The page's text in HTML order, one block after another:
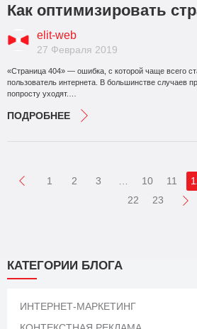
Как оптимизировать
elit-web
27 Февраля 2019
«Страница 404» — ошибка, с которой чаще всего
пользователь интернета. В большинстве случаев
попросту уходят.…
ПОДРОБНЕЕ
1 2 3 10 11
22
23
КАТЕГОРИИ БЛОГА
ИНТЕРНЕТ-МАРКЕТИНГ